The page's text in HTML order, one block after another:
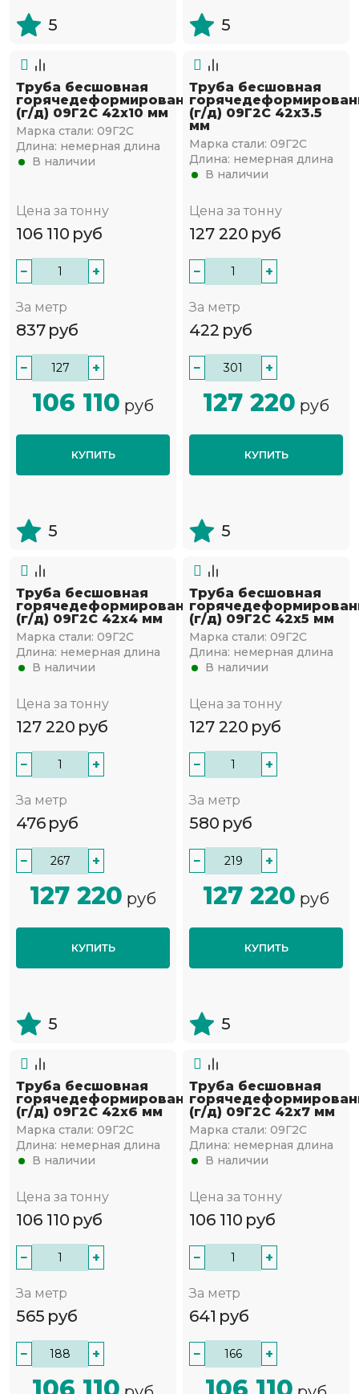
5 5
Труба бесшовная
горячедеформированная
(г/д) 09Г2С 42х10 мм
Марка стали: 09Г2С
Длина: немерная длина
В наличии
Цена за тонну
106 110 руб
− +
За метр
837 руб
− +
106 110 руб
КУПИТЬ
5
Труба бесшовная
(г/д) 09Г2С 42х3.5
мм
Марка стали: 09Г2С
Длина: немерная длина
В наличии
Цена за тонну
127 220 руб
− +
За метр
422 руб
− +
127 220 руб
КУПИТЬ
5
Труба бесшовная
горячедеформированная
(г/д) 09Г2С 42х4 мм
Марка стали: 09Г2С
Длина: немерная длина
В наличии
Цена за тонну
127 220 руб
− +
За метр
476 руб
− +
127 220 руб
КУПИТЬ
5
Труба бесшовная
(г/д) 09Г2С 42х5 мм
Марка стали: 09Г2С
Длина: немерная длина
В наличии
Цена за тонну
127 220 руб
− +
За метр
580 руб
− +
127 220 руб
КУПИТЬ
5
Труба бесшовная
горячедеформированная
(г/д) 09Г2С 42х6 мм
Марка стали: 09Г2С
Длина: немерная длина
В наличии
Цена за тонну
106 110 руб
− +
За метр
565 руб
− +
Труба бесшовная
(г/д) 09Г2С 42х7 мм
Марка стали: 09Г2С
Длина: немерная длина
В наличии
Цена за тонну
106 110 руб
− +
За метр
641 руб
− +